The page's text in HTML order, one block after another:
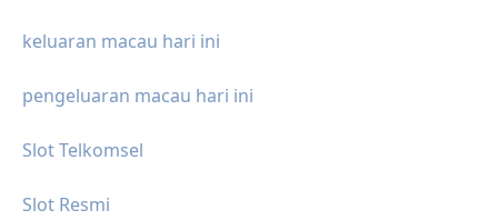
keluaran macau hari ini
pengeluaran macau hari ini
Slot Telkomsel
Slot Resmi